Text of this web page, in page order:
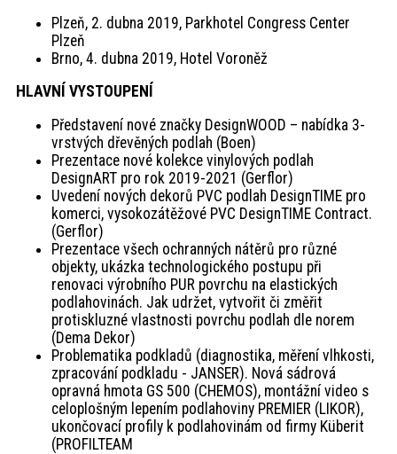
Plzeň, 2. dubna 2019, Parkhotel Congress Center
Plzeň
Brno, 4. dubna 2019, Hotel Voroněž
HLAVNÍ VYSTOUPENÍ
Představení nové značky DesignWOOD – nabídka 3-
vrstvých dřevěných podlah (Boen)
Prezentace nové kolekce vinylových podlah
DesignART pro rok 2019-2021 (Gerflor)
Uvedení nových dekorů PVC podlah DesignTIME pro
komerci, vysokozátěžové PVC DesignTIME Contract.
(Gerflor)
Prezentace všech ochranných nátěrů pro různé
objekty, ukázka technologického postupu při
renovaci výrobního PUR povrchu na elastických
podlahovinách. Jak udržet, vytvořit či změřit
protiskluzné vlastnosti povrchu podlah dle norem
(Dema Dekor)
Problematika podkladů (diagnostika, měření vlhkosti,
zpracování podkladu - JANSER). Nová sádrová
opravná hmota GS 500 (CHEMOS), montážní video s
celoplošným lepením podlahoviny PREMIER (LIKOR),
ukončovací profily k podlahovinám od firmy Küberit
(PROFILTEAM